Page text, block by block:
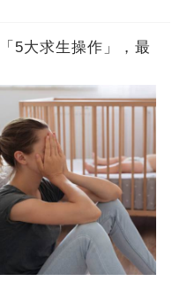
5大求生操作」，最